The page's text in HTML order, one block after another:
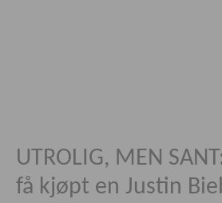
UTROLIG, MEN
få kjøpt en Justin